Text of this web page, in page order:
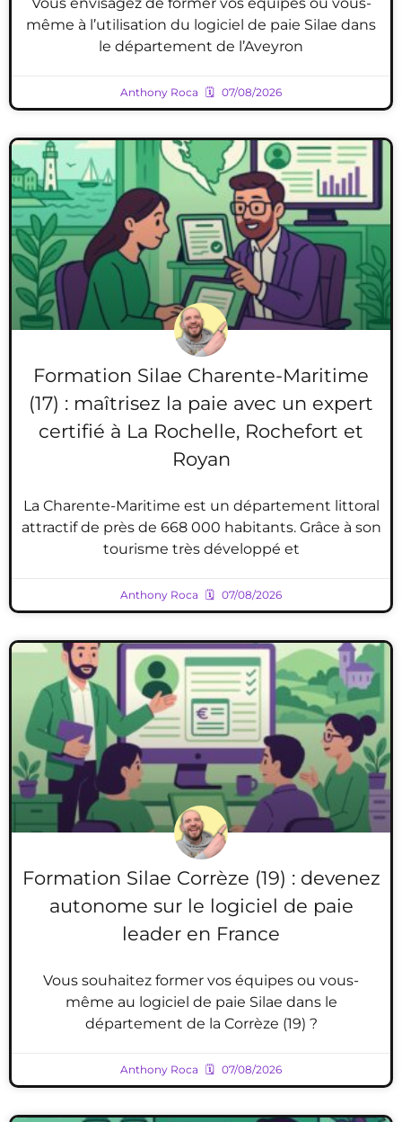
même à l’utilisation du logiciel de paie Silae dans
le département de l’Aveyron
Anthony Roca 07/08/2026
Formation Silae Charente-Maritime
(17) : maîtrisez la paie avec un expert
certifié à La Rochelle, Rochefort et
Royan
La Charente-Maritime est un département littoral
attractif de près de 668 000 habitants. Grâce à son
tourisme très développé et
Anthony Roca 07/08/2026
Formation Silae Corrèze (19) : devenez
autonome sur le logiciel de paie
leader en France
Vous souhaitez former vos équipes ou vous-
même au logiciel de paie Silae dans le
département de la Corrèze (19) ?
Anthony Roca 07/08/2026